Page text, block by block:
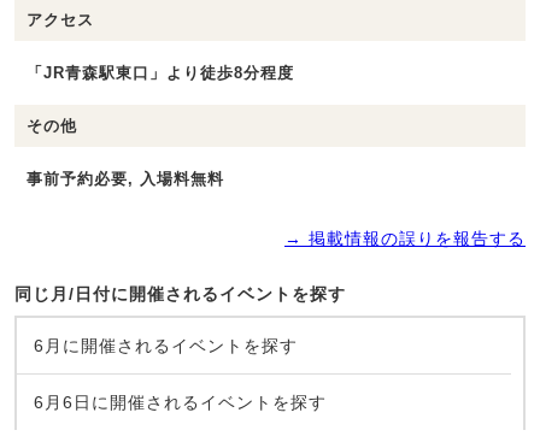
アクセス
「JR青森駅東口」より徒歩8分程度
その他
事前予約必要, 入場料無料
→ 掲載情報の誤りを報告する
同じ月/日付に開催されるイベントを探す
6月に開催されるイベントを探す
6月6日に開催されるイベントを探す